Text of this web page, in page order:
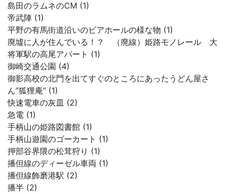
島田のラムネのCM (1)
帝武陣 (1)
平野の有馬街道沿いのビアホールの様な物 (1)
廃墟に人が住んでいる！？ （廃線）姫路モノレール 大
将軍駅の高尾アパート (1)
御崎交通公園 (4)
御影高校の北門を出てすぐのところにあったうどん屋さ
ん”狐狸庵” (1)
快速電車の灰皿 (2)
急電 (1)
手柄山の姫路図書館 (1)
手柄山遊園のゴーカート (1)
押部谷界隈の松茸狩り (1)
播但線のディーゼル車両 (1)
播但線飾磨港駅 (2)
播半 (2)